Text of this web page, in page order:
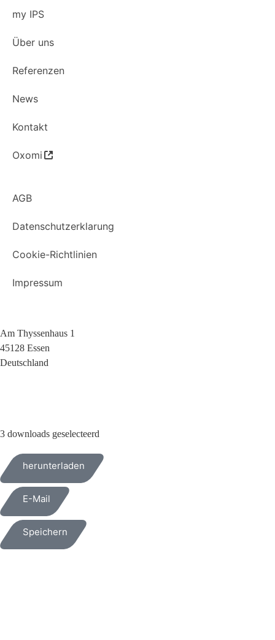
my IPS
Über uns
Referenzen
News
Kontakt
Oxomi
AGB
Datenschutzerklarung
Cookie-Richtlinien
Impressum
Am Thyssenhaus 1
45128 Essen
Deutschland
3 downloads geselecteerd
herunterladen
E-Mail
Speichern